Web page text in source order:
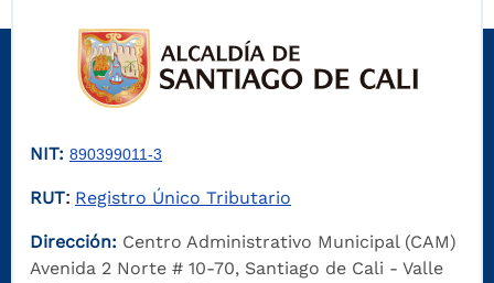
NIT: 890399011-3
RUT: Registro Único Tributario
Dirección: Centro Administrativo Municipal (CAM)
Avenida 2 Norte # 10-70, Santiago de Cali - Valle